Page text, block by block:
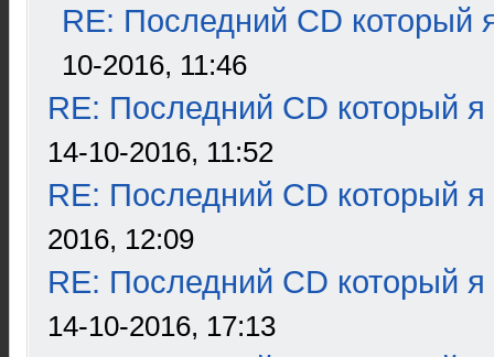
RE: Последний CD который
10-2016, 11:46
RE: Последний CD который я
14-10-2016, 11:52
RE: Последний CD который я
2016, 12:09
RE: Последний CD который я
14-10-2016, 17:13